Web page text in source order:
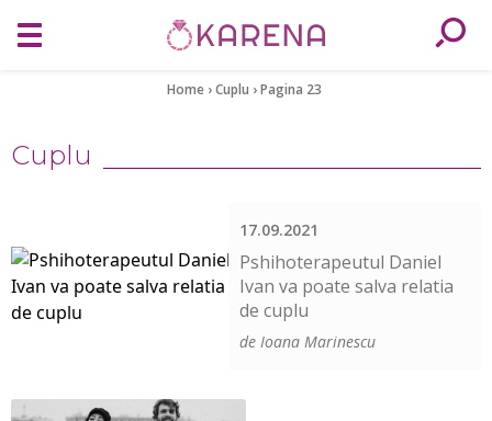
Home›Cuplu ›Pagina 23
Cuplu
17.09.2021
Pshihoterapeutul Daniel
Ivan va poate salva relatia
de cuplu
de Ioana Marinescu